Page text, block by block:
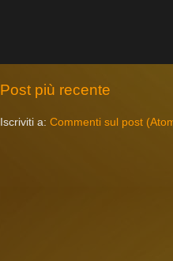
Post più recente
Iscriviti a: Commenti sul post